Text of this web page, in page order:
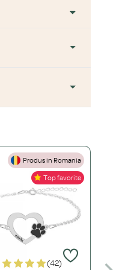
+
atentă. O bijuterie
un stil de viață
Produs in Romania
Top favorite
(42)